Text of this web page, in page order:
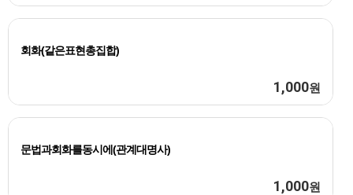
회화(같은표현총집합)
1,000원
문법과회화를동시에(관계대명사)
1,000원